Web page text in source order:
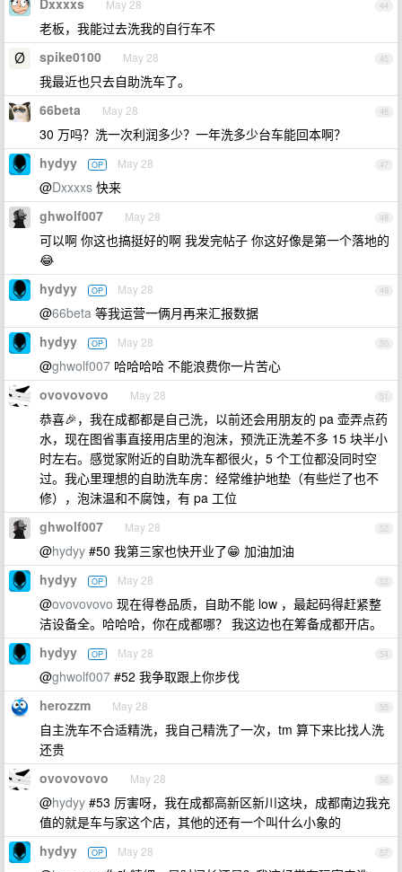
44
Dxxxxs May 28
老板，我能过去洗我的自行车不
45
spike0100 May 28
我最近也只去自助洗车了。
46
66beta May 28
30 万吗？洗一次利润多少？一年洗多少台车能回本啊？
47
hydyy OP May 28
@Dxxxxs 快来
48
ghwolf007 May 28
可以啊 你这也搞挺好的啊 我发完帖子 你这好像是第一个落地的
😂
49
hydyy OP May 28
@66beta 等我运营一俩月再来汇报数据
50
hydyy OP May 28
@ghwolf007 哈哈哈哈 不能浪费你一片苦心
51
ovovovovo May 28
恭喜🎉，我在成都都是自己洗，以前还会用朋友的 pa 壶弄点药
水，现在图省事直接用店里的泡沫，预洗正洗差不多 15 块半小
时左右。感觉家附近的自助洗车都很火，5 个工位都没同时空
过。我心里理想的自助洗车房：经常维护地垫（有些烂了也不
修），泡沫温和不腐蚀，有 pa 工位
52
ghwolf007 May 28
@hydyy #50 我第三家也快开业了😁 加油加油
53
hydyy OP May 28
@ovovovovo 现在得卷品质，自助不能 low ，最起码得赶紧整
洁设备全。哈哈哈，你在成都哪？ 我这边也在筹备成都开店。
54
hydyy OP May 28
@ghwolf007 #52 我争取跟上你步伐
55
herozzm May 28
自主洗车不合适精洗，我自己精洗了一次，tm 算下来比找人洗
还贵
56
ovovovovo May 28
@hydyy #53 厉害呀，我在成都高新区新川这块，成都南边我充
值的就是车与家这个店，其他的还有一个叫什么小象的
57
hydyy OP May 28